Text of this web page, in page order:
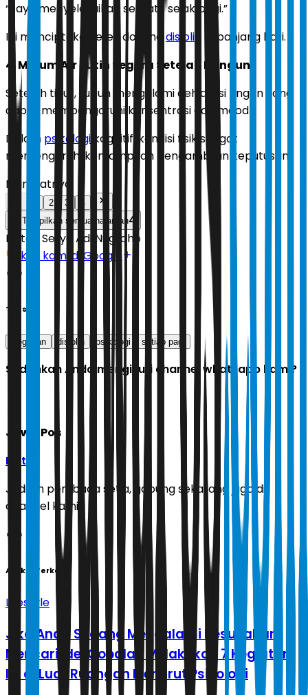
“Saya menyelesaikan sesuatu sejak pagi.”
Ini menciptakan efek domino disiplin
sepanjang hari.
4. Minum Air Putih Segera Setelah Bangun
Setelah tidur, tubuh mengalami dehidrasi ringan yang
dapat mempengaruhi konsentrasi dan mood.
Dalam psikologi kognitif, kondisi fisik sangat
memengaruhi kemampuan pengambilan keputusan.
Manfaatnya:
2 3
4
Tampilkan semua halaman4
Editor: Setyo Adi Nugroho
Ikuti kami di Google
Tags
Kegiatan disiplin psikologi setiap pagi
Sudahkah Anda mengikuti channel whatsapp kami?
Jawa Pos
Ikuti
Jadilah pembaca setia, gabung sekarang juga di
channel kami!
Artikel Terkait
Lifestyle
Jika Anda Sedang Mengalami Kesusahan
Mencari Ide, Cobalah Melakukan 7 Kegiatan
Ini di Luar Ruangan Menurut Psikologi